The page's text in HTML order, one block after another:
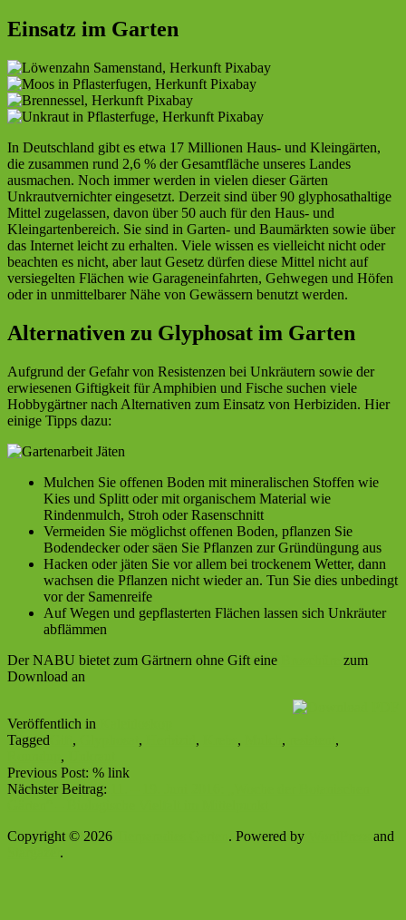
Einsatz im Garten
In Deutschland gibt es etwa 17 Millionen Haus- und Kleingärten,
die zusammen rund 2,6 % der Gesamtfläche unseres Landes
ausmachen. Noch immer werden in vielen dieser Gärten
Unkrautvernichter eingesetzt. Derzeit sind über 90 glyphosathaltige
Mittel zugelassen, davon über 50 auch für den Haus- und
Kleingartenbereich. Sie sind in Garten- und Baumärkten sowie über
das Internet leicht zu erhalten. Viele wissen es vielleicht nicht oder
beachten es nicht, aber laut Gesetz dürfen diese Mittel nicht auf
versiegelten Flächen wie Garageneinfahrten, Gehwegen und Höfen
oder in unmittelbarer Nähe von Gewässern benutzt werden.
Alternativen zu Glyphosat im Garten
Aufgrund der Gefahr von Resistenzen bei Unkräutern sowie der
erwiesenen Giftigkeit für Amphibien und Fische suchen viele
Hobbygärtner nach Alternativen zum Einsatz von Herbiziden. Hier
einige Tipps dazu:
Mulchen Sie offenen Boden mit mineralischen Stoffen wie
Kies und Splitt oder mit organischem Material wie
Rindenmulch, Stroh oder Rasenschnitt
Vermeiden Sie möglichst offenen Boden, pflanzen Sie
Bodendecker oder säen Sie Pflanzen zur Gründüngung aus
Hacken oder jäten Sie vor allem bei trockenem Wetter, dann
wachsen die Pflanzen nicht wieder an. Tun Sie dies unbedingt
vor der Samenreife
Auf Wegen und gepflasterten Flächen lassen sich Unkräuter
abflämmen
Der NABU bietet zum Gärtnern ohne Gift eine
zum
Download an
Veröffentlich in
Tagged
, , , , ,
,
,
Previous Post: % link
Nächster Beitrag:
Copyright © 2026
. Powered by
and
.